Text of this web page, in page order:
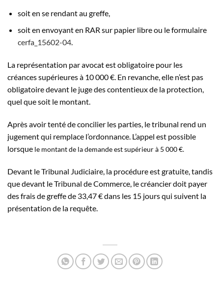
soit en se rendant au greffe,
soit en envoyant en RAR sur papier libre ou le formulaire
cerfa_15602-04.
La représentation par avocat est obligatoire pour les
créances supérieures à 10 000 €. En revanche, elle n’est pas
obligatoire devant le juge des contentieux de la protection,
quel que soit le montant.
Après avoir tenté de concilier les parties, le tribunal rend un
jugement qui remplace l’ordonnance. L’appel est possible
lorsque le montant de la demande est supérieur à 5 000 €.
Devant le Tribunal Judiciaire, la procédure est gratuite, tandis
que devant le Tribunal de Commerce, le créancier doit payer
des frais de greffe de 33,47 €dans les 15 jours qui suivent la
présentation de la requête.